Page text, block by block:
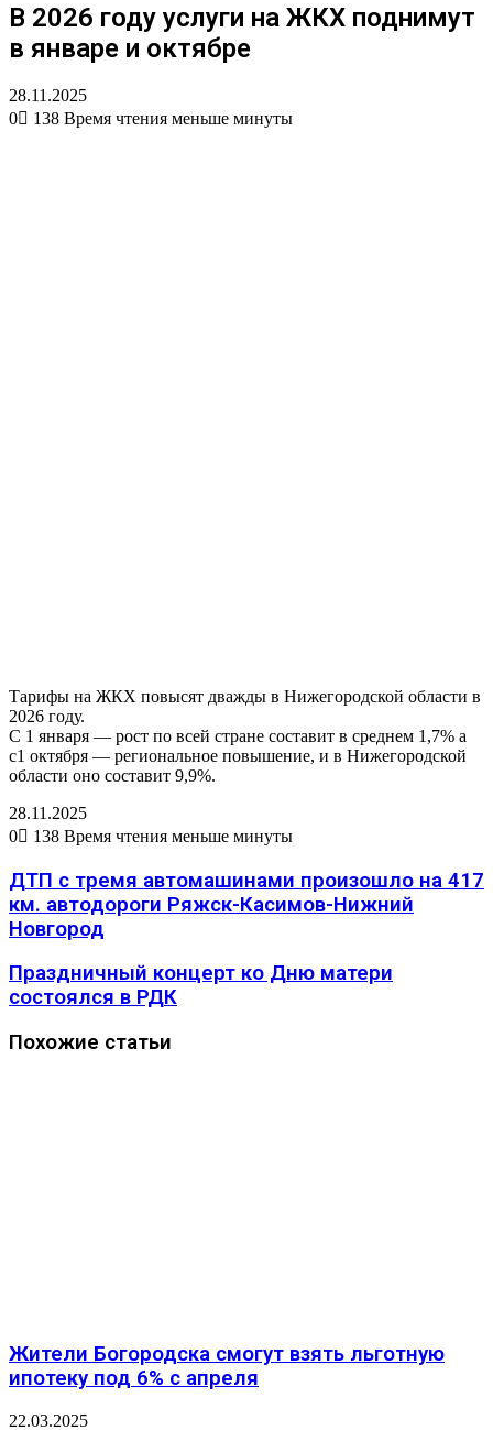
В 2026 году услуги на ЖКХ поднимут
в январе и октябре
28.11.2025
0
138 Время чтения меньше минуты
Тарифы на ЖКХ повысят дважды в Нижегородской области в
2026 году.
С 1 января — рост по всей стране составит в среднем 1,7% а
с1 октября — региональное повышение, и в Нижегородской
области оно составит 9,9%.
28.11.2025
0
138 Время чтения меньше минуты
ДТП с тремя автомашинами произошло на 417
км. автодороги Ряжск-Касимов-Нижний
Новгород
Праздничный концерт ко Дню матери
состоялся в РДК
Похожие статьи
Жители Богородска смогут взять льготную
ипотеку под 6% с апреля
22.03.2025